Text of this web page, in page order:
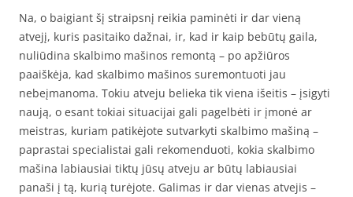
Na, o baigiant šį straipsnį reikia paminėti ir dar vieną
atvejį, kuris pasitaiko dažnai, ir, kad ir kaip bebūtų gaila,
nuliūdina skalbimo mašinos remontą – po apžiūros
paaiškėja, kad skalbimo mašinos suremontuoti jau
nebeįmanoma. Tokiu atveju belieka tik viena išeitis – įsigyti
naują, o esant tokiai situacijai gali pagelbėti ir įmonė ar
meistras, kuriam patikėjote sutvarkyti skalbimo mašiną –
paprastai specialistai gali rekomenduoti, kokia skalbimo
mašina labiausiai tiktų jūsų atveju ar būtų labiausiai
panaši į tą, kurią turėjote. Galimas ir dar vienas atvejis –